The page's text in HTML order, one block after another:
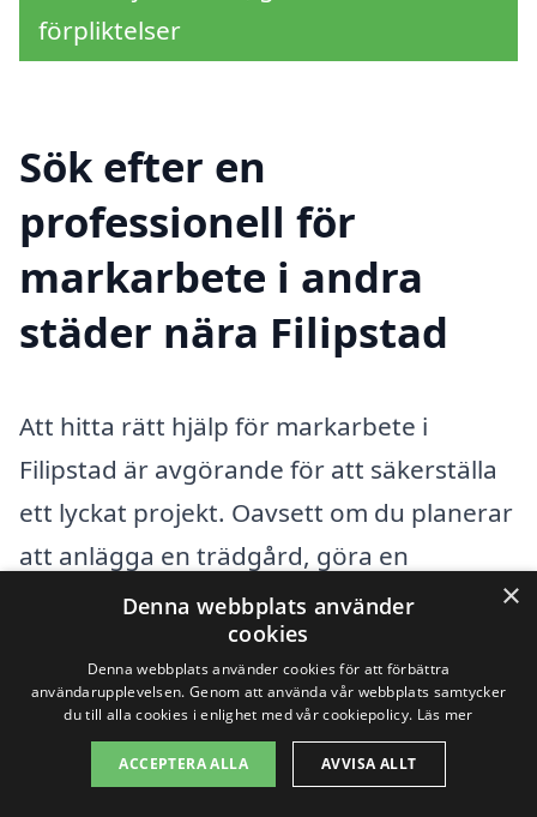
förpliktelser
Sök efter en
professionell för
markarbete i andra
städer nära Filipstad
Att hitta rätt hjälp för markarbete i
Filipstad är avgörande för att säkerställa
ett lyckat projekt. Oavsett om du planerar
att anlägga en trädgård, göra en
gräsmatta eller utföra större
markarbeten, kan professionell hjälp göra
stor skillnad. Genom vår plattform på
markarbete-pris.se kan du enkelt jämföra
olika företag som erbjuder markarbete i
×
Denna webbplats använder
cookies
Denna webbplats använder cookies för att förbättra
användarupplevelsen. Genom att använda vår webbplats samtycker
du till alla cookies i enlighet med vår cookiepolicy. Läs mer
ACCEPTERA ALLA AVVISA ALLT